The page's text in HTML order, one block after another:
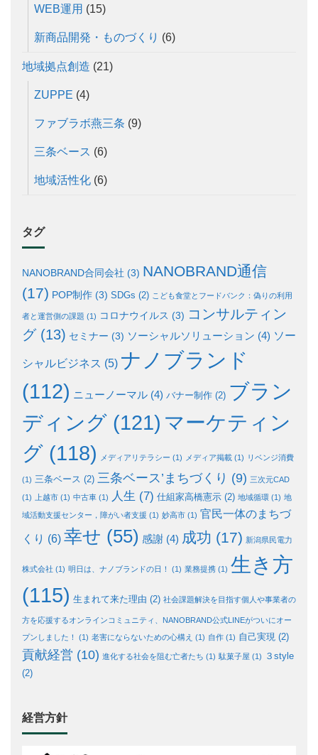
WEB運用 (15)
新商品開発・ものづくり (6)
地域拠点創造 (21)
ZUPPE (4)
ファブラボ燕三条 (9)
三条ベース (6)
地域活性化 (6)
タグ
NANOBRAND合同会社 (3) NANOBRAND通信
(17) POP制作 (3) SDGs (2) こども食堂とフードバンク：偽りの利用
者と運営側の課題 (1) コロナウイルス (3) コンサルティン
グ(13) セミナー (3) ソーシャルソリューション (4) ソー
シャルビジネス (5) ナノブランド
(112) ニューノーマル (4) バナー制作 (2) ブラン
ディング (121) マーケティン
グ (118) メディアリテラシー (1) メディア掲載 (1) リベンジ消費
(1) 三条ベース (2) 三条ベース’まちづくり (9) 三次元CAD
(1) 上越市 (1) 中古車 (1) 人生 (7) 仕組家高橋憲示 (2) 地域循環 (1) 地
域活動支援センター，障がい者支援 (1) 妙高市 (1) 官民一体のまちづ
くり (6) 幸せ (55) 感謝 (4) 成功 (17) 新潟県民電力
株式会社 (1) 明日は、ナノブランドの日！ (1) 業務提携 (1) 生き方
(115) 生まれて来た理由 (2) 社会課題解決を目指す個人や事業者の
方を応援するオンラインコミュニティ、NANOBRAND公式LINEがついにオー
プンしました！
(1) 老害にならないための心構え (1) 自作 (1) 自己実現 (2)
貢献経営 (10) 進化する社会を阻む亡者たち (1) 駄菓子屋 (1)
３style
(2)
経営方針